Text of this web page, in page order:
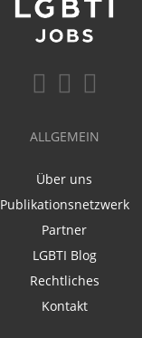
ALLGEMEIN
Über uns
Publikationsnetzwerk
Partner
LGBTI Blog
Rechtliches
Kontakt